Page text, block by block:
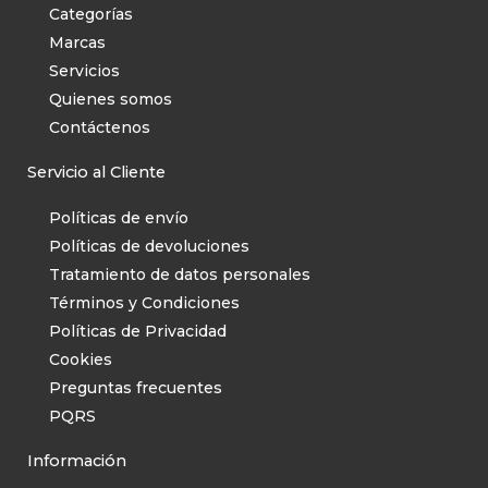
Barredoras
Brilladoras
Detergentes
Hidrolavadoras
Accesorios
Limpiadoras a vapor
Limpiadoras de piso
Bioseguridad
Bombas
Categorías
Marcas
Servicios
Quienes somos
Contáctenos
Servicio al Cliente
Políticas de envío
Políticas de devoluciones
Tratamiento de datos personales
Términos y Condiciones
Políticas de Privacidad
Cookies
Preguntas frecuentes
PQRS
Información